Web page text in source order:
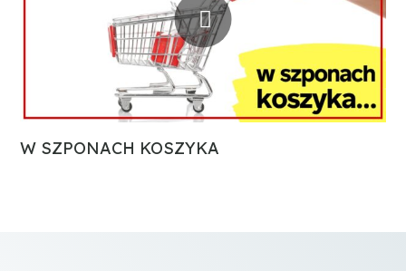
W SZPONACH KOSZYKA